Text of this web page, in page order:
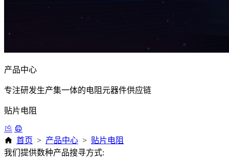
产品中心
专注研发生产集一体的电阻元器件供应链
贴片电阻
首页 > 产品中心 > 贴片电阻
我们提供数种产品搜寻方式: